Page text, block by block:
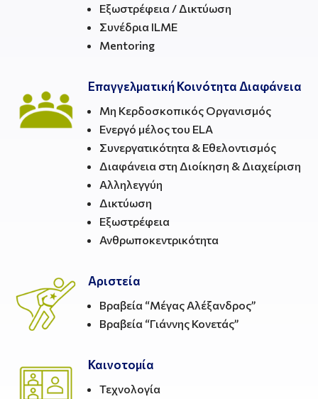
Εξωστρέφεια / Δικτύωση
Συνέδρια ILME
Mentoring
Επαγγελματική Κοινότητα Διαφάνεια
Μη Κερδοσκοπικός Οργανισμός
Ενεργό μέλος του ELA
Συνεργατικότητα & Εθελοντισμός
Διαφάνεια στη Διοίκηση & Διαχείριση
Αλληλεγγύη
Δικτύωση
Εξωστρέφεια
Ανθρωποκεντρικότητα
Αριστεία
Βραβεία “Μέγας Αλέξανδρος”
Βραβεία “Γιάννης Κονετάς”
Καινοτομία
Τεχνολογία